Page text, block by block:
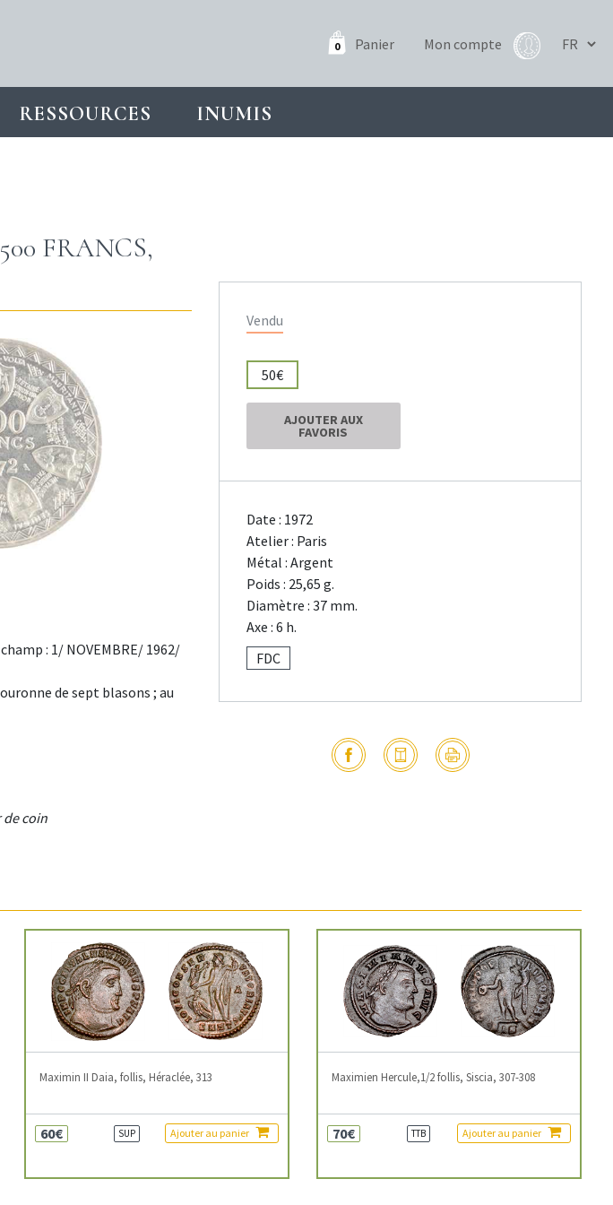
0 Panier Mon compte
RESSOURCES INUMIS
FRANCS,
champ : 1/ NOVEMBRE/ 1962/
de sept blasons ; au
coin
Vendu
50€
AJOUTER AUX
FAVORIS
Date : 1972
Atelier : Paris
Métal : Argent
Poids : 25,65 g.
Diamètre : 37 mm.
Axe : 6 h.
FDC
Maximin II Daia, follis, Héraclée, 313
60€ SUP Ajouter au panier
Maximien Hercule,1/2 follis, Siscia, 307-308
70€ TTB Ajouter au panier